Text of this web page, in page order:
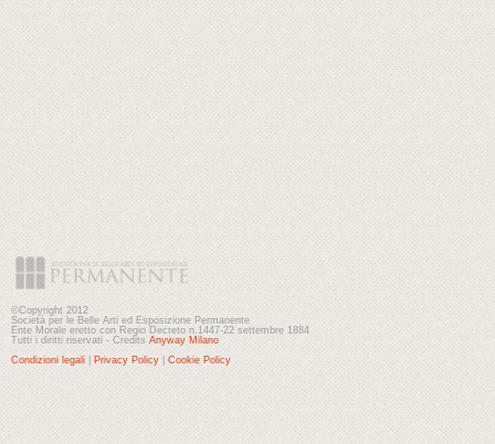
©Copyright 2012
Società per le Belle Arti ed Esposizione Permanente
Ente Morale eretto con Regio Decreto n.1447-22 settembre 1884
Tutti i diritti riservati - Credits Anyway Milano
Condizioni legali
Privacy Policy Cookie Policy